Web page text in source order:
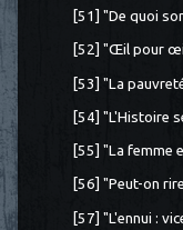
[51] "De quoi
[52] "Œil pour
[53] "La
[54] "L'Histoire
[55] "La femme
[56] "Peut-on
[57] "L'ennui :